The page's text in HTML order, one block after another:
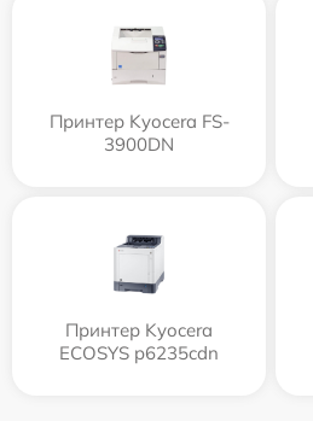
Принтер Kyocera FS-
3900DN
Принтер Kyocera
ECOSYS p6235cdn